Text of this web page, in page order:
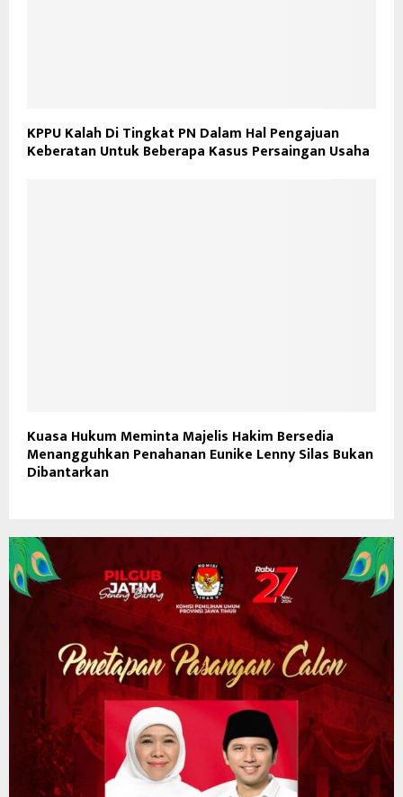
KPPU Kalah Di Tingkat PN Dalam Hal Pengajuan
Keberatan Untuk Beberapa Kasus Persaingan Usaha
Kuasa Hukum Meminta Majelis Hakim Bersedia
Menangguhkan Penahanan Eunike Lenny Silas Bukan
Dibantarkan